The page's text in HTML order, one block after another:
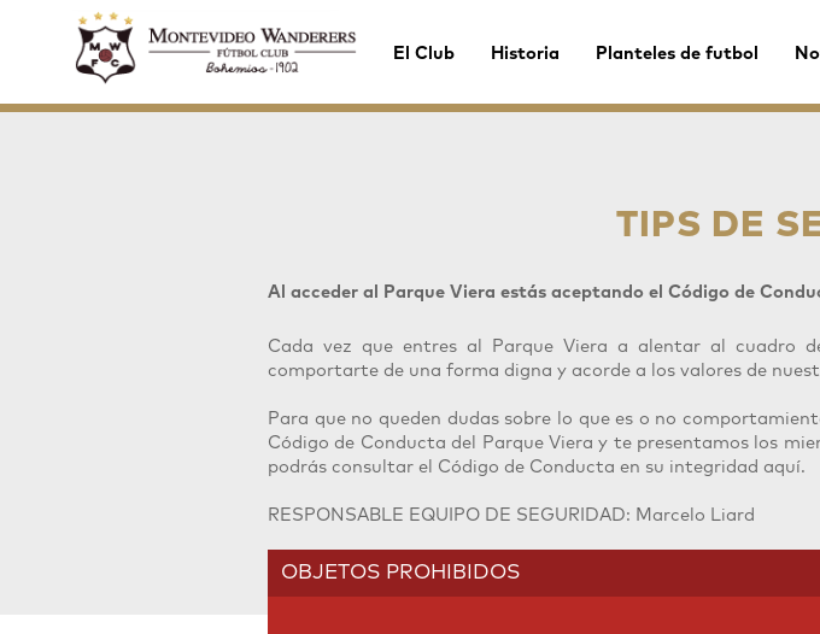
El Club Historia Planteles de futbol
TIPS DE
Al acceder al Parque Viera estás aceptando el Código de
Cada vez que entres al Parque Viera a alentar al cuadro
comportarte de una forma digna y acorde a los valores de
Para que no queden dudas sobre lo que es o no
Código de Conducta del Parque Viera y te presentamos los
podrás consultar el Código de Conducta en su integridad aquí.
RESPONSABLE EQUIPO DE SEGURIDAD: Marcelo Liard
OBJETOS PROHIBIDOS